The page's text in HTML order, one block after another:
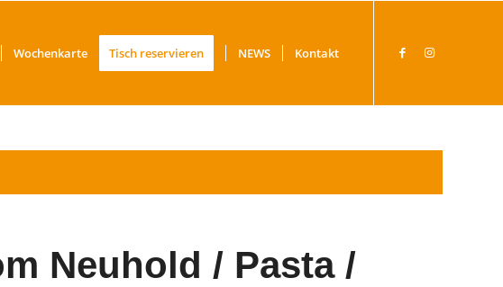
Wochenkarte Tisch reservieren NEWS Kontakt
Neuhold / Pasta /